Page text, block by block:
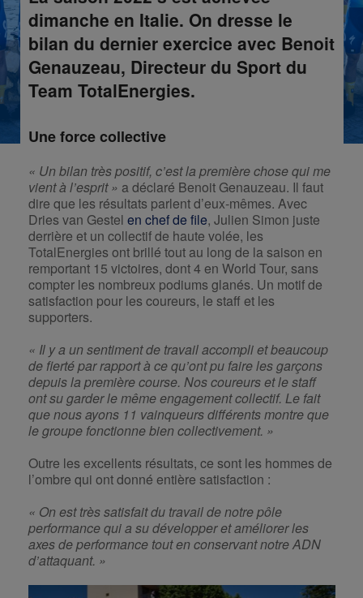
dimanche en Italie. On dresse le
bilan du dernier exercice avec Benoit
Genauzeau, Directeur du Sport du
Team TotalEnergies.
Une force collective
« Un bilan très positif, c’est la première chose qui me
vient à l’esprit » a déclaré Benoit Genauzeau. Il faut
dire que les résultats parlent d’eux-mêmes. Avec
Dries van Gestelen chef de file, Julien Simon juste
derrière et un collectif de haute volée, les
TotalEnergies ont brillé tout au long de la saison en
remportant 15 victoires, dont 4 en World Tour, sans
compter les nombreux podiums glanés. Un motif de
satisfaction pour les coureurs, le staff et les
supporters.
« Il y a un sentiment de travail accompli et beaucoup
de fierté par rapport à ce qu’ont pu faire les garçons
depuis la première course. Nos coureurs et le staff
ont su garder le même engagement collectif. Le fait
que nous ayons 11 vainqueurs différents montre que
le groupe fonctionne bien collectivement. »
Outre les excellents résultats, ce sont les hommes de
l’ombre qui ont donné entière satisfaction :
« On est très satisfait du travail de notre pôle
performance qui a su développer et améliorer les
axes de performance tout en conservant notre ADN
d’attaquant. »